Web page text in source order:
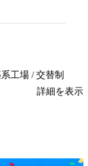
工場 / 交替制
詳細を表示